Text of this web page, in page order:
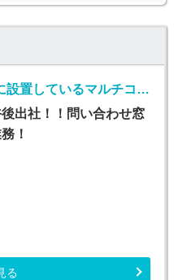
オフィス事務(コンビニなどに設置しているマルチコピー機に関するバック事務)
出社！！問い合わせ窓
！
る